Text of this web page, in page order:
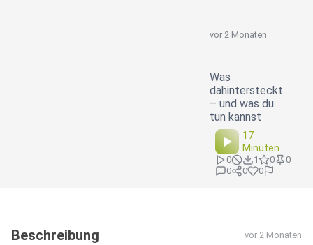
vor 2 Monaten
Was
dahintersteckt
– und was du
tun kannst
17
Minuten
0 1 0
0
0
0 0
Beschreibung vor 2 Monaten